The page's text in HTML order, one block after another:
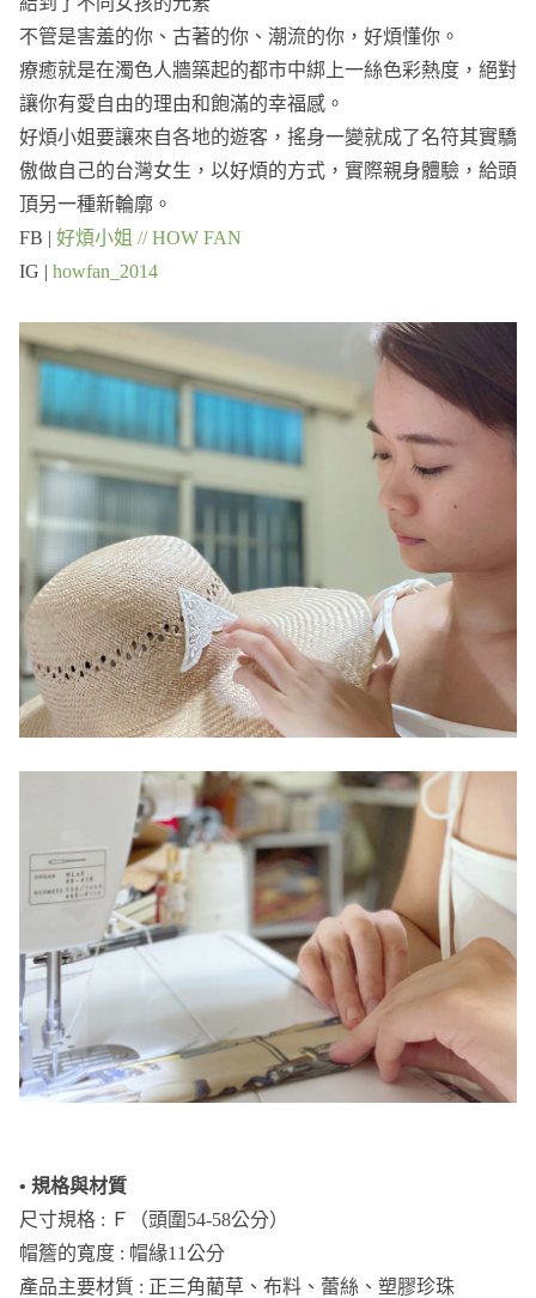
不管是害羞的你、古著的你、潮流的你，好煩懂你。
療癒就是在濁⾊人牆築起的都市中綁上一絲色彩熱度，絕對
讓你有愛⾃由的理由和飽滿的幸福感。
好煩⼩姐要讓來自各地的遊客，搖⾝一變就成了名符其實驕
傲做⾃己的台灣⼥生，以好煩的⽅式，實際親⾝體驗，給頭
頂另一種新輪廓。
FB | 好煩小姐 // HOW FAN
IG | howfan_2014
• 規格與材質
尺寸規格 : Ｆ（頭圍54-58公分）
帽簷的寬度 : 帽緣11公分
產品主要材質 : 正三角藺草、布料、蕾絲、塑膠珍珠